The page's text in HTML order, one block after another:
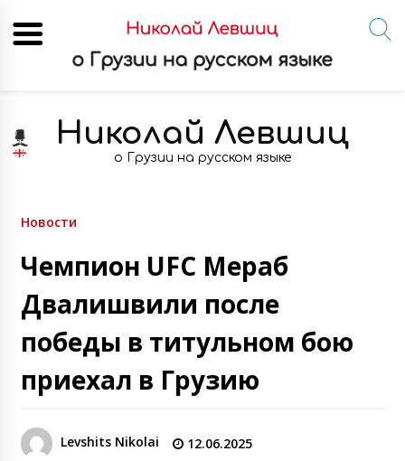
content
Николай Левшиц
о Грузии на русском языке
Новости
Чемпион UFC Мераб
Двалишвили после
победы в титульном бою
приехал в Грузию
Levshits Nikolai 12.06.2025